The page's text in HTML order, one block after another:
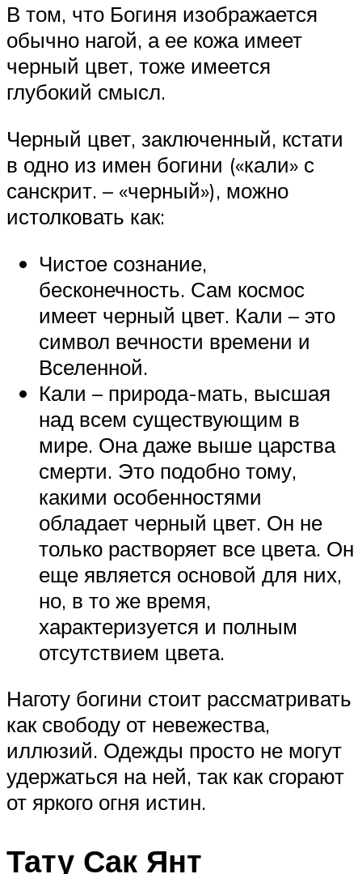
В том, что Богиня изображается
обычно нагой, а ее кожа имеет
черный цвет, тоже имеется
глубокий смысл.
Черный цвет, заключенный, кстати
в одно из имен богини («кали» с
санскрит. – «черный»), можно
истолковать как:
Чистое сознание,
бесконечность. Сам космос
имеет черный цвет. Кали – это
символ вечности времени и
Вселенной.
Кали – природа-мать, высшая
над всем существующим в
мире. Она даже выше царства
смерти. Это подобно тому,
какими особенностями
обладает черный цвет. Он не
только растворяет все цвета. Он
еще является основой для них,
но, в то же время,
характеризуется и полным
отсутствием цвета.
Наготу богини стоит рассматривать
как свободу от невежества,
иллюзий. Одежды просто не могут
удержаться на ней, так как сгорают
от яркого огня истин.
Тату Сак Янт